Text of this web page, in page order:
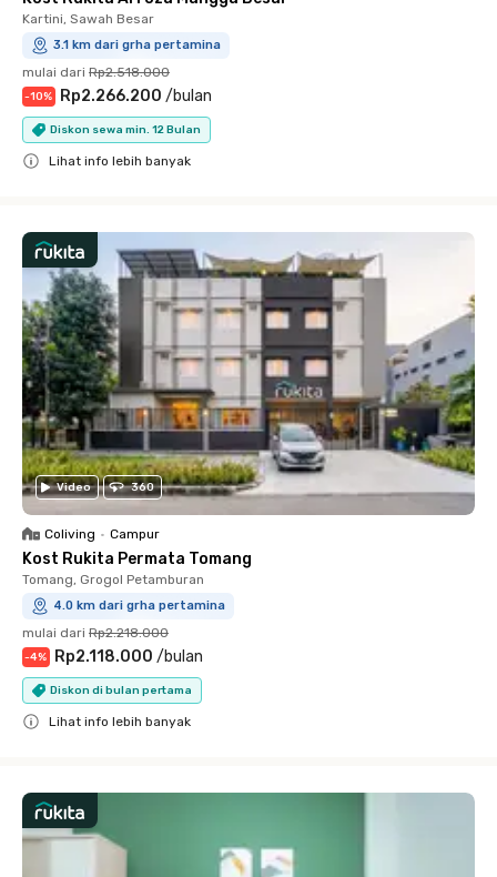
Kartini, Sawah Besar
3.1 km dari grha pertamina
mulai dari Rp2.518.000
-10% Rp2.266.200 /bulan
Diskon sewa min. 12 Bulan
Lihat info lebih banyak
Video 360
Coliving • Campur
Kost Rukita Permata Tomang
Tomang, Grogol Petamburan
4.0 km dari grha pertamina
mulai dari Rp2.218.000
-4% Rp2.118.000 /bulan
Diskon di bulan pertama
Lihat info lebih banyak